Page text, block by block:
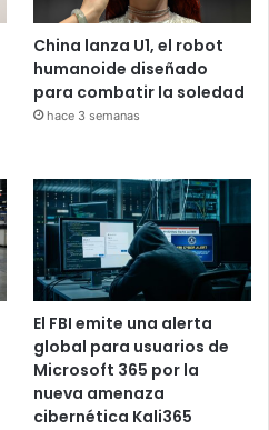
China lanza U1, el robot
humanoide diseñado
para combatir la soledad
hace 3 semanas
El FBI emite una alerta
global para usuarios de
Microsoft 365 por la
nueva amenaza
cibernética Kali365